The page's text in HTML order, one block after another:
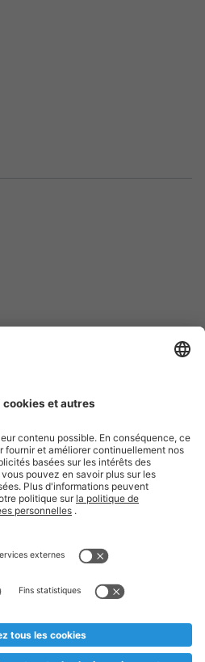
et mentions légales
et jusqu'à
bien étudié, nous serions
stock. Prix Recupel et TVA incl.
forme masculine a été adoptée